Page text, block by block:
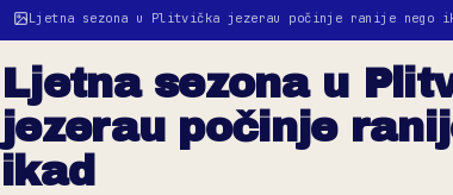
Ljetna sezona u Plitvička jezerau počinje ranije nego
Ljetna sezona u
jezerau počinje
ikad